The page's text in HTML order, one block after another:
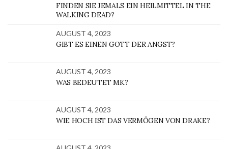
FINDEN SIE JEMALS EIN HEILMITTEL IN THE
WALKING DEAD?
AUGUST 4, 2023
GIBT ES EINEN GOTT DER ANGST?
AUGUST 4, 2023
WAS BEDEUTET MK?
AUGUST 4, 2023
WIE HOCH IST DAS VERMÖGEN VON DRAKE?